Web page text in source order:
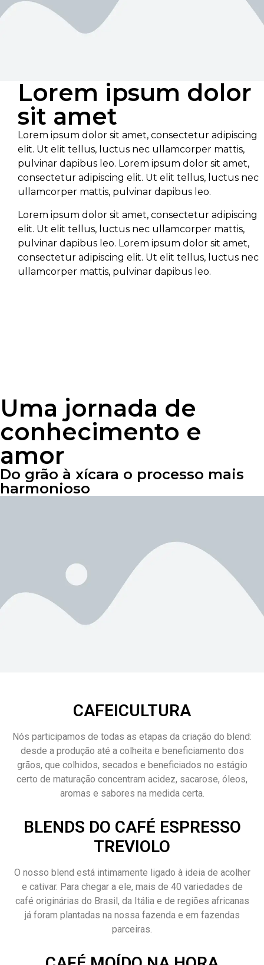
Lorem ipsum dolor
sit amet
Lorem ipsum dolor sit amet, consectetur adipiscing
elit. Ut elit tellus, luctus nec ullamcorper mattis,
pulvinar dapibus leo. Lorem ipsum dolor sit amet,
consectetur adipiscing elit. Ut elit tellus, luctus nec
ullamcorper mattis, pulvinar dapibus leo.
Lorem ipsum dolor sit amet, consectetur adipiscing
elit. Ut elit tellus, luctus nec ullamcorper mattis,
pulvinar dapibus leo. Lorem ipsum dolor sit amet,
consectetur adipiscing elit. Ut elit tellus, luctus nec
ullamcorper mattis, pulvinar dapibus leo.
Uma jornada de
conhecimento e
amor
Do grão à xícara o processo mais
harmonioso
CAFEICULTURA
Nós participamos de todas as etapas da criação do blend:
desde a produção até a colheita e beneficiamento dos
grãos, que colhidos, secados e beneficiados no estágio
certo de maturação concentram acidez, sacarose, óleos,
aromas e sabores na medida certa.
BLENDS DO CAFÉ ESPRESSO
TREVIOLO
O nosso blend está intimamente ligado à ideia de acolher
e cativar. Para chegar a ele, mais de 40 variedades de
café originárias do Brasil, da Itália e de regiões africanas
já foram plantadas na nossa fazenda e em fazendas
parceiras.